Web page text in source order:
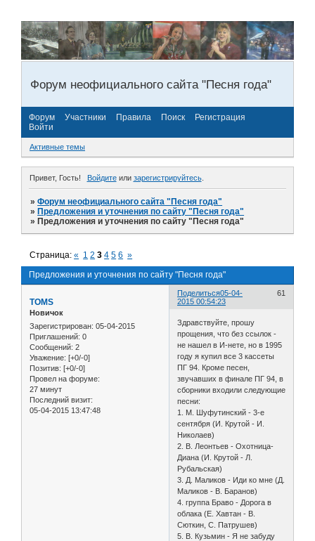
Форум неофициального сайта "Песня года"
Форум Участники Правила Поиск
Регистрация
Войти
Активные темы
Привет, Гость! Войдитеили зарегистрируйтесь.
»Форум неофициального сайта "Песня года"
» Предложения и уточнения по сайту "Песня года"
» Предложения и уточнения по сайту "Песня года"
Предложения и уточнения по сайту "Песня года"
Страница:« 1 2 3 4 5 6 »
Поделиться 61
05-04-
2015 00:54:23
TOMS
Новичок
Зарегистрирован: 05-04-2015
Приглашений: 0
Сообщений: 2
Уважение: [+0/-0]
Позитив: [+0/-0]
Провел на форуме:
27 минут
Последний визит:
05-04-2015 13:47:48
Здравствуйте, прошу
прощения, что без ссылок -
не нашел в И-нете, но в 1995
году я купил все 3 кассеты
ПГ 94. Кроме песен,
звучавших в финале ПГ 94, в
сборники входили следующие
песни:
1. М. Шуфутинский - 3-е
сентября (И. Крутой - И.
Николаев)
2. В. Леонтьев - Охотница-
Диана (И. Крутой - Л.
Рубальская)
3. Д. Маликов - Иди ко мне (Д.
Маликов - В. Баранов)
4. группа Браво - Дорога в
облака (Е. Хавтан - В.
Сюткин, С. Патрушев)
5. В. Кузьмин - Я не забуду